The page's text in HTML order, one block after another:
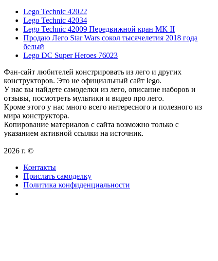
Lego Technic 42022
Lego Technic 42034
Lego Technic 42009 Передвижной кран MK II
Продаю Лего Star Wars сокол тысячелетия 2018 года
белый
Lego DC Super Heroes 76023
Фан-сайт любителей констрировать из лего и других
конструкторов. Это не официальный сайт lego.
У нас вы найдете самоделки из лего, описание наборов и
отзывы, посмотреть мультики и видео про лего.
Кроме этого у нас много всего интересного и полезного из
мира конструктора.
Копирование материалов с сайта возможно только с
указанием активной ссылки на источник.
2026 г. ©
Контакты
Прислать самоделку
Политика конфиденциальности